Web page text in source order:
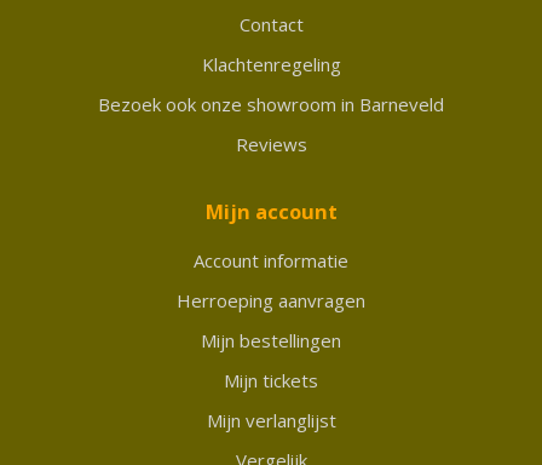
Contact
Klachtenregeling
Bezoek ook onze showroom in Barneveld
Reviews
Mijn account
Account informatie
Herroeping aanvragen
Mijn bestellingen
Mijn tickets
Mijn verlanglijst
Vergelijk